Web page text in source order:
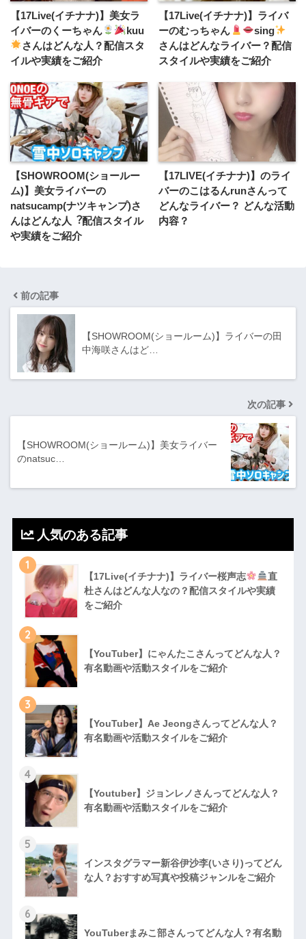
【17Live(イチナナ)】美女ラ
イバーのくーちゃん
kuu
さんはどんな人？配信スタ
イルや実績をご紹介
【17Live(イチナナ)】ライバ
ーのむっちゃん
sing
さんはどんなライバー？配信
スタイルや実績をご紹介
【SHOWROOM(ショールー
ム)】美女ライバーの
natsucamp(ナツキャンプ)さ
んはどんな人︖配信スタイル
や実績をご紹介
【17LIVE(イチナナ)】のライ
バーのこはるんrunさんって
どんなライバー？ どんな活動
内容？
前の記事
【SHOWROOM(ショールーム)】ライバーの田
中海咲さんはど…
次の記事
【SHOWROOM(ショールーム)】美女ライバー
のnatsuc…
人気のある記事
1
【17Live(イチナナ)】ライバー桜声志
直
杜さんはどんな人なの？配信スタイルや実績
をご紹介
2
【YouTuber】にゃんたこさんってどんな⼈？
有名動画や活動スタイルをご紹介
3
【YouTuber】Ae Jeongさんってどんな⼈？
有名動画や活動スタイルをご紹介
4
【Youtuber】ジョンレノさんってどんな人？
有名動画や活動スタイルをご紹介
5
インスタグラマー新谷伊沙李(いさり)ってどん
な⼈？おすすめ写真や投稿ジャンルをご紹介
6
YouTuberまみこ部さんってどんな⼈？有名動